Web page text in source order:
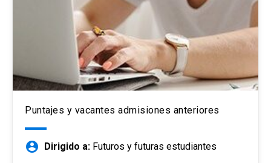
Puntajes y vacantes admisiones anteriores
account_circle Dirigido a: Futuros y futuras estudiantes